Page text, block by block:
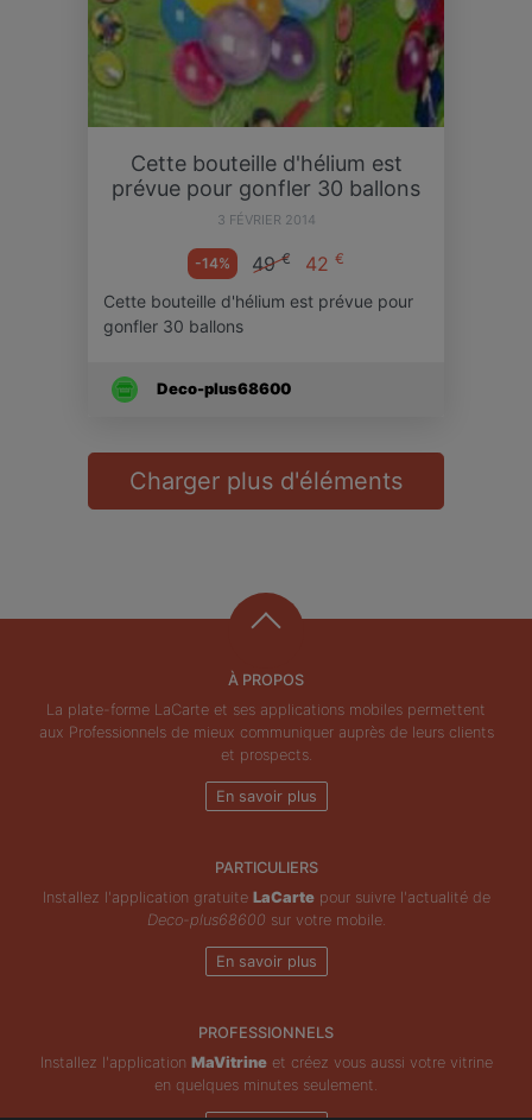
Cette bouteille d'hélium est
prévue pour gonfler 30 ballons
3 FÉVRIER 2014
-14% 49€ 42 €
Cette bouteille d'hélium est prévue pour
gonfler 30 ballons
Deco-plus68600
Charger plus d'éléments
À PROPOS
La plate-forme LaCarte et ses applications mobiles permettent
aux Professionnels de mieux communiquer auprès de leurs clients
et prospects.
En savoir plus
PARTICULIERS
Installez l'application gratuite LaCartepour suivre l'actualité de
Deco-plus68600 sur votre mobile.
En savoir plus
PROFESSIONNELS
Installez l'application MaVitrineet créez vous aussi votre vitrine
en quelques minutes seulement.